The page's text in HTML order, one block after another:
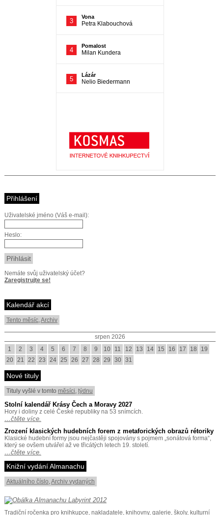
Přihlášení
Uživatelské jméno (Váš e-mail):
Heslo:
Nemáte svůj uživatelský účet?
Zaregistrujte se!
Kalendář akcí
Tento měsíc,Archiv
srpen 2026
1
2 3 4 5 6 7 8 9 10 11 12 13 14 15 16 17 18
19
20 21 22 23 24 25 26 27 28 29 30 31
Nové tituly
Tituly vyšlé v tomto měsíci, týdnu
Stolní kalendář Krásy Čech a Moravy 2027
Hory i doliny z celé České republiky na 53 snímcích.
…čtěte více.
Zrození klasických hudebních forem z metaforických obrazů rétoriky
Klasické hudební formy jsou nejčastěji spojovány s pojmem „sonátová forma“,
který se ovšem utvářel až ve třicátých letech 19. století.
…čtěte více.
Knižní vydání Almanachu
Aktuálního číslo,Archiv vydaných
Tradiční ročenka pro knihkupce, nakladatele, knihovny, galerie, školy, kulturní